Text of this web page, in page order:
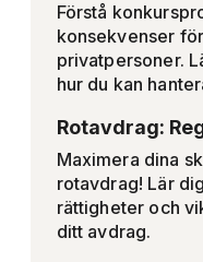
Förstå
konsekvenser
privatpersoner.
hur du kan
Rotavdrag:
Maximera dina
rotavdrag! Lär
rättigheter och
ditt avdrag.